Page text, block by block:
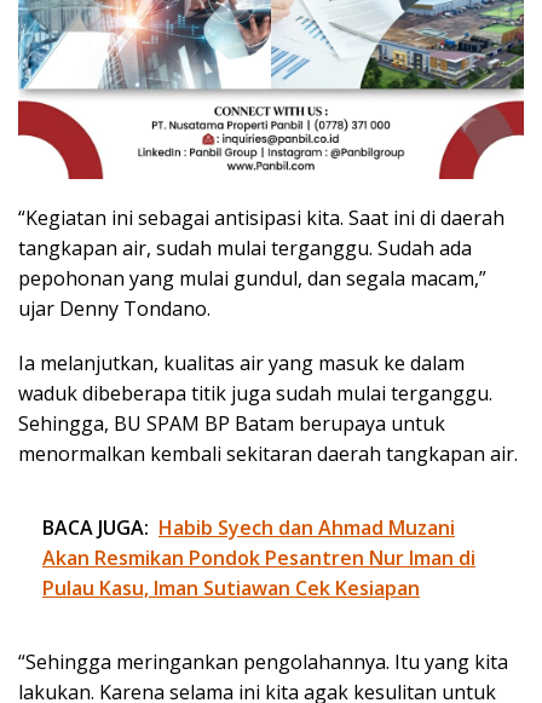
“Kegiatan ini sebagai antisipasi kita. Saat ini di daerah
tangkapan air, sudah mulai terganggu. Sudah ada
pepohonan yang mulai gundul, dan segala macam,”
ujar Denny Tondano.
Ia melanjutkan, kualitas air yang masuk ke dalam
waduk dibeberapa titik juga sudah mulai terganggu.
Sehingga, BU SPAM BP Batam berupaya untuk
menormalkan kembali sekitaran daerah tangkapan air.
BACA JUGA: Habib Syech dan Ahmad Muzani
Akan Resmikan Pondok Pesantren Nur Iman di
Pulau Kasu, Iman Sutiawan Cek Kesiapan
“Sehingga meringankan pengolahannya. Itu yang kita
lakukan. Karena selama ini kita agak kesulitan untuk